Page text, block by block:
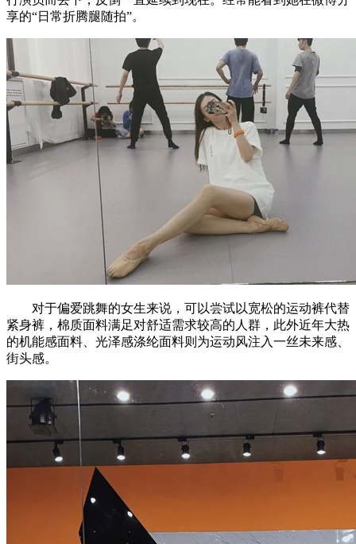
享的“日常折腾腿随拍”。
对于偏爱跳舞的女生来说，可以尝试以宽松的运动裤代替
紧身裤，棉质面料满足对舒适需求较高的人群，此外近年大热
的机能感面料、光泽感涤纶面料则为运动风注入一丝未来感、
街头感。